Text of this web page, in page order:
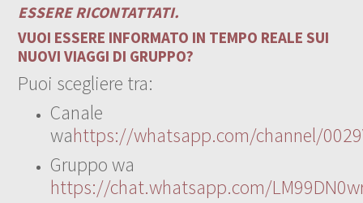
ESSERE RICONTATTATI.
VUOI ESSERE INFORMATO IN TEMPO REALE SUI
NUOVI VIAGGI DI GRUPPO?
Puoi scegliere tra:
Canale
wahttps://whatsapp.com/channel/
Gruppo wa
https://chat.whatsapp.com/